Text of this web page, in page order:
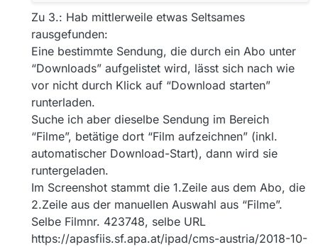
Zu 3.: Hab mittlerweile etwas Seltsames
rausgefunden:
Eine bestimmte Sendung, die durch ein Abo unter
“Downloads” aufgelistet wird, lässt sich nach wie
vor nicht durch Klick auf “Download starten”
runterladen.
Suche ich aber dieselbe Sendung im Bereich
“Filme”, betätige dort “Film aufzeichnen” (inkl.
automatischer Download-Start), dann wird sie
runtergeladen.
Im Screenshot stammt die 1.Zeile aus dem Abo, die
2.Zeile aus der manuellen Auswahl aus “Filme”.
Selbe Filmnr. 423748, selbe URL
https://apasfiis.sf.apa.at/ipad/cms-austria/2018-10-